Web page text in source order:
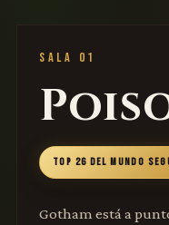
SALA 01
TOP 26 DEL MUNDO
Gotham está a